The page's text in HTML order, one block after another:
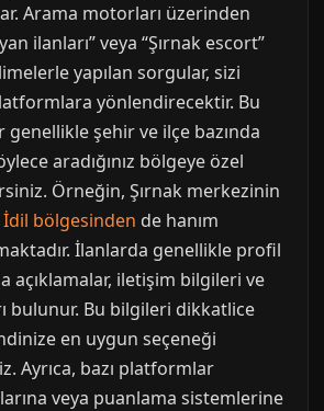
Arama motorları üzerinden
ilanları” veya “Şırnak escort”
yapılan sorgular, sizi
yönlendirecektir. Bu
şehir ve ilçe bazında
aradığınız bölgeye özel
Örneğin, Şırnak merkezinin
İdil bölgesinden de hanım
İlanlarda genellikle profil
açıklamalar, iletişim bilgileri ve
bulunur. Bu bilgileri dikkatlice
en uygun seçeneği
Ayrıca, bazı platformlar
veya puanlama sistemlerine